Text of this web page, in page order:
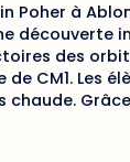
à
découverte
des
CM1. Les